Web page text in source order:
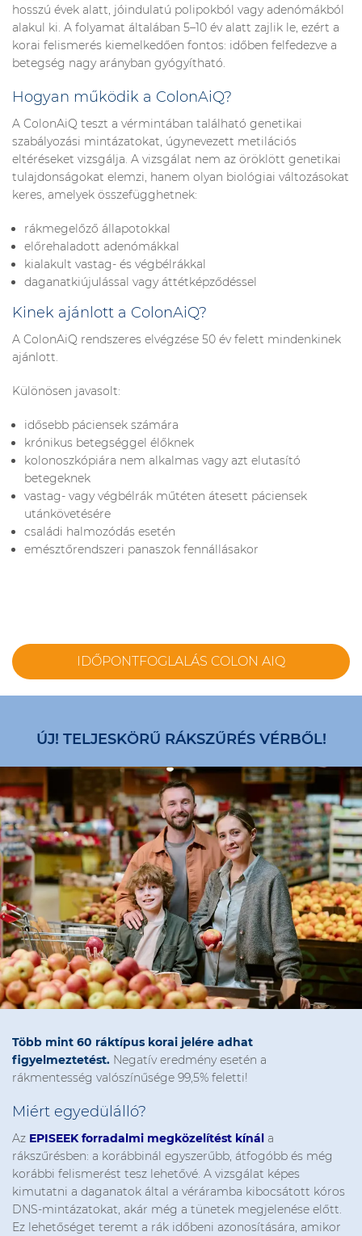
hosszú évek alatt, jóindulatú polipokból vagy adenómákból
alakul ki. A folyamat általában 5–10 év alatt zajlik le, ezért a
korai felismerés kiemelkedően fontos: időben felfedezve a
betegség nagy arányban gyógyítható.
Hogyan működik a ColonAiQ?
A ColonAiQ teszt a vérmintában található genetikai
szabályozási mintázatokat, úgynevezett metilációs
eltéréseket vizsgálja. A vizsgálat nem az öröklött genetikai
tulajdonságokat elemzi, hanem olyan biológiai változásokat
keres, amelyek összefügghetnek:
rákmegelőző állapotokkal
előrehaladott adenómákkal
kialakult vastag- és végbélrákkal
daganatkiújulással vagy áttétképződéssel
Kinek ajánlott a ColonAiQ?
A ColonAiQ rendszeres elvégzése 50 év felett mindenkinek
ajánlott.
Különösen javasolt:
idősebb páciensek számára
krónikus betegséggel élőknek
kolonoszkópiára nem alkalmas vagy azt elutasító
betegeknek
vastag- vagy végbélrák műtéten átesett páciensek
utánkövetésére
családi halmozódás esetén
emésztőrendszeri panaszok fennállásakor
IDŐPONTFOGLALÁS COLON AIQ
ÚJ! TELJESKÖRŰ RÁKSZŰRÉS VÉRBŐL!
Több mint 60 ráktípus korai jelére adhat
figyelmeztetést. Negatív eredmény esetén a
rákmentesség valószínűsége 99,5% feletti!
Miért egyedülálló?
Az EPISEEK forradalmi megközelítést kínál a
rákszűrésben: a korábbinál egyszerűbb, átfogóbb és még
korábbi felismerést tesz lehetővé. A vizsgálat képes
kimutatni a daganatok által a véráramba kibocsátott kóros
DNS-mintázatokat, akár még a tünetek megjelenése előtt.
Ez lehetőséget teremt a rák időbeni azonosítására, amikor